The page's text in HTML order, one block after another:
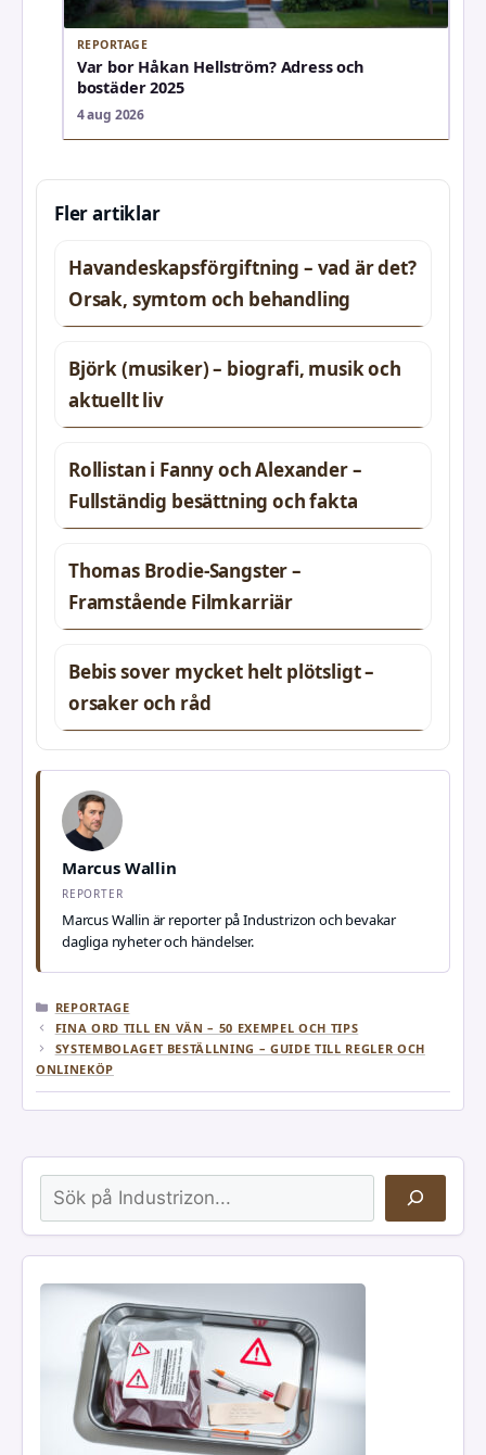
REPORTAGE
Var bor Håkan Hellström? Adress och
bostäder 2025
4 aug 2026
Fler artiklar
Havandeskapsförgiftning – vad är det?
Orsak, symtom och behandling
Björk (musiker) – biografi, musik och
aktuellt liv
Rollistan i Fanny och Alexander –
Fullständig besättning och fakta
Thomas Brodie-Sangster –
Framstående Filmkarriär
Bebis sover mycket helt plötsligt –
orsaker och råd
Marcus Wallin
REPORTER
Marcus Wallin är reporter på Industrizon och bevakar
dagliga nyheter och händelser.
KATEGORIER
REPORTAGE
FINA ORD TILL EN VÄN – 50 EXEMPEL OCH TIPS
SYSTEMBOLAGET BESTÄLLNING – GUIDE TILL REGLER OCH
ONLINEKÖP
Sök